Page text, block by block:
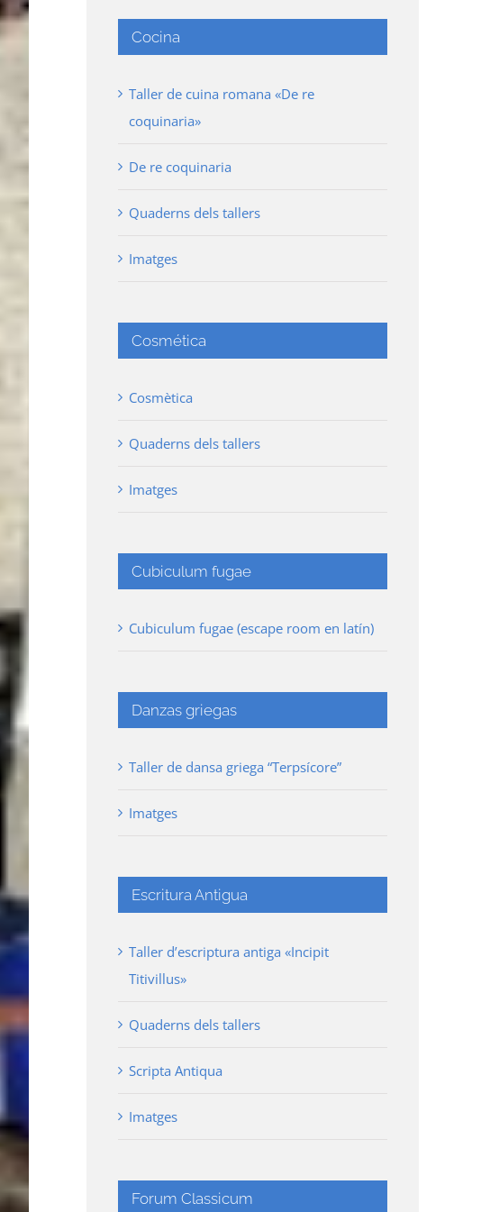
Cocina
Taller de cuina romana «De re
coquinaria»
De re coquinaria
Quaderns dels tallers
Imatges
Cosmética
Cosmètica
Quaderns dels tallers
Imatges
Cubiculum fugae
Cubiculum fugae (escape room en latín)
Danzas griegas
Taller de dansa griega “Terpsícore”
Imatges
Escritura Antigua
Taller d’escriptura antiga «Incipit
Titivillus»
Quaderns dels tallers
Scripta Antiqua
Imatges
Forum Classicum